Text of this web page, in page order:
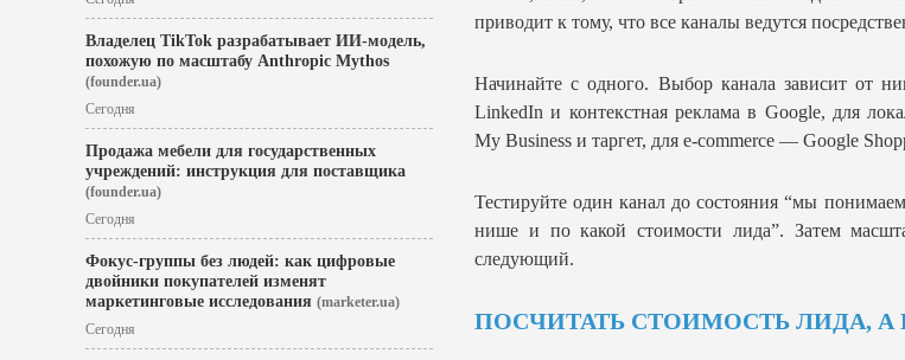
Владелец TikTok разрабатывает ИИ-модель,
похожую по масштабу Anthropic Mythos
(founder.ua)
Сегодня
Продажа мебели для государственных
учреждений: инструкция для поставщика
(founder.ua)
Сегодня
Фокус-группы без людей: как цифровые
двойники покупателей изменят
маркетинговые исследования (marketer.ua)
Сегодня
приводит к тому, что все каналы ведутся
Начинайте с одного. Выбор канала зависит от
LinkedIn и контекстная реклама в Google, для
My Business и таргет, для e-commerce — Google
Тестируйте один канал до состояния “мы
нише и по какой стоимости лида”. Затем
следующий.
ПОСЧИТАТЬ СТОИМОСТЬ ЛИДА, А